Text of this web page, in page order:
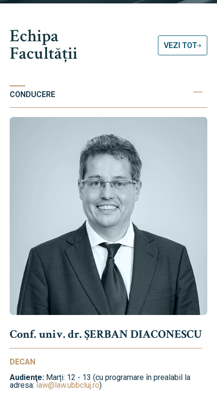
Echipa
Facultății VEZI TOT
CONDUCERE
Conf. univ. dr. ȘERBAN DIACONESCU
DECAN
Audienţe: Marți: 12 - 13 (cu programare în prealabil la
adresa:law@law.ubbcluj.ro)